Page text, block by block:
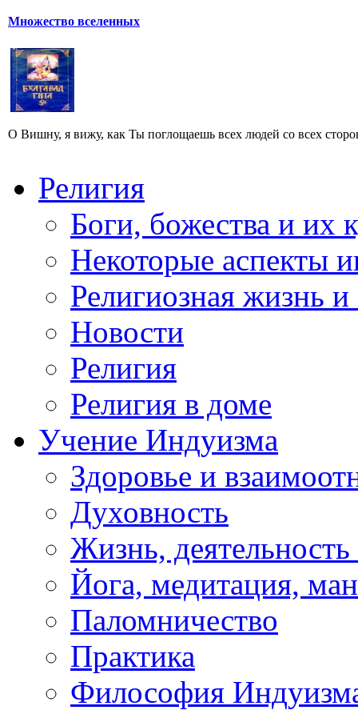
Множество вселенных
О Вишну, я вижу, как Ты поглощаешь всех людей со всех
Религия
Боги, божества и их
Некоторые аспекты
Религиозная жизнь
Новости
Религия
Религия в доме
Учение Индуизма
Здоровье и
Духовность
Жизнь, деятельность
Йога, медитация,
Паломничество
Практика
Философия